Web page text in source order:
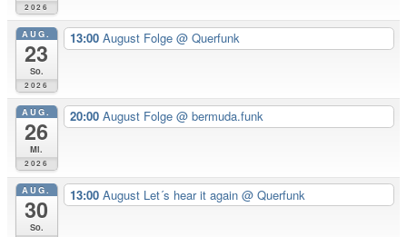
2026
AUG.
23
So.
2026
13:00 August Folge @ Querfunk
AUG.
26
Mi.
2026
20:00 August Folge @ bermuda.funk
AUG.
30
So.
13:00 August Let´s hear it again @ Querfunk